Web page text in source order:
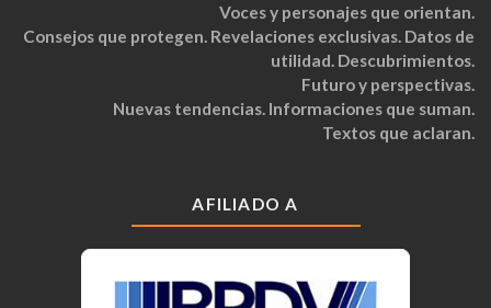
Voces y personajes que orientan.
Consejos que protegen. Revelaciones exclusivas. Datos de
utilidad. Descubrimientos.
Futuro y perspectivas.
Nuevas tendencias. Informaciones que suman.
Textos que aclaran.
AFILIADO A